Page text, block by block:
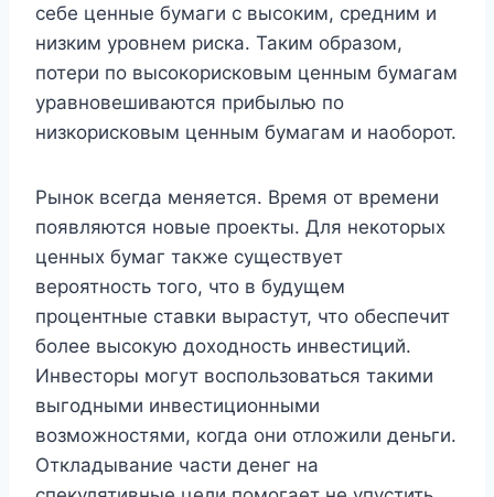
себе ценные бумаги с высоким, средним и
низким уровнем риска. Таким образом,
потери по высокорисковым ценным бумагам
уравновешиваются прибылью по
низкорисковым ценным бумагам и наоборот.
Рынок всегда меняется. Время от времени
появляются новые проекты. Для некоторых
ценных бумаг также существует
вероятность того, что в будущем
процентные ставки вырастут, что обеспечит
более высокую доходность инвестиций.
Инвесторы могут воспользоваться такими
выгодными инвестиционными
возможностями, когда они отложили деньги.
Откладывание части денег на